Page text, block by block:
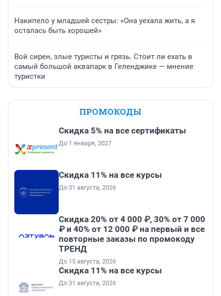
Накипело у младшей сестры: «Она уехала жить, а я
осталась быть хорошей»
Вой сирен, злые туристы и грязь. Стоит ли ехать в
самый большой аквапарк в Геленджике — мнение
туристки
ПРОМОКОДЫ
Скидка 5% на все сертификаты
До 1 января, 2027
Скидка 11% на все курсы
До 31 августа, 2026
Скидка 20% от 4 000 ₽, 30% от 7 000
₽ и 40% от 12 000 ₽ на первый и все
повторные заказы по промокоду
ТРЕНД
До 15 августа, 2026
Скидка 11% на все курсы
До 31 августа, 2026